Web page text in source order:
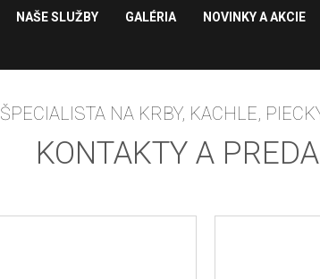
NAŠE SLUŽBY GALÉRIA NOVINKY A AKCIE
ŠPECIALISTA NA KRBY, KACHLE,
KONTAKTY A